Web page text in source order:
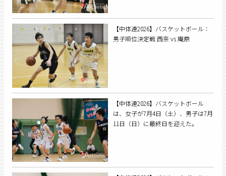
【中体連2026】バスケットボール：
男子順位決定戦 西奈 vs 庵原
【中体連2026】バスケットボール
は、女子が7月4日（土）、男子は7月
11日（日）に最終日を迎えた。